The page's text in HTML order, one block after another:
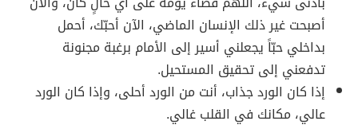
أصبحت غير ذلك الإنسان الماضي، الآن أحبّك، أحمل
بداخلي حبّاً يجعلني أسير إلى الأمام برغبة مجنونة
تدفعني إلى تحقيق المستحيل.
إذا كان الورد جذاب، أنت من الورد أحلى، وإذا كان الورد
عالي، مكانك في القلب غالي.